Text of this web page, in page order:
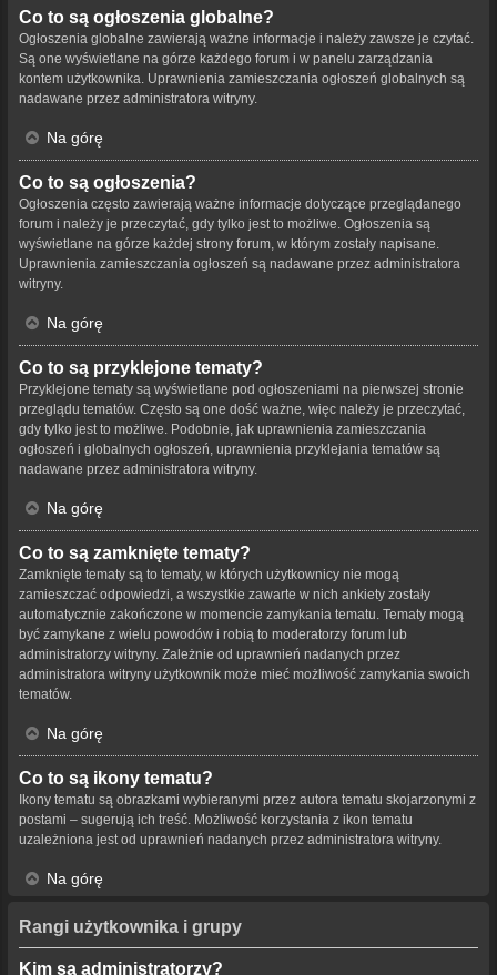
Co to są ogłoszenia globalne?
Ogłoszenia globalne zawierają ważne informacje i należy zawsze je czytać.
Są one wyświetlane na górze każdego forum i w panelu zarządzania
kontem użytkownika. Uprawnienia zamieszczania ogłoszeń globalnych są
nadawane przez administratora witryny.
Na górę
Co to są ogłoszenia?
Ogłoszenia często zawierają ważne informacje dotyczące przeglądanego
forum i należy je przeczytać, gdy tylko jest to możliwe. Ogłoszenia są
wyświetlane na górze każdej strony forum, w którym zostały napisane.
Uprawnienia zamieszczania ogłoszeń są nadawane przez administratora
witryny.
Na górę
Co to są przyklejone tematy?
Przyklejone tematy są wyświetlane pod ogłoszeniami na pierwszej stronie
przeglądu tematów. Często są one dość ważne, więc należy je przeczytać,
gdy tylko jest to możliwe. Podobnie, jak uprawnienia zamieszczania
ogłoszeń i globalnych ogłoszeń, uprawnienia przyklejania tematów są
nadawane przez administratora witryny.
Na górę
Co to są zamknięte tematy?
Zamknięte tematy są to tematy, w których użytkownicy nie mogą
zamieszczać odpowiedzi, a wszystkie zawarte w nich ankiety zostały
automatycznie zakończone w momencie zamykania tematu. Tematy mogą
być zamykane z wielu powodów i robią to moderatorzy forum lub
administratorzy witryny. Zależnie od uprawnień nadanych przez
administratora witryny użytkownik może mieć możliwość zamykania swoich
tematów.
Na górę
Co to są ikony tematu?
Ikony tematu są obrazkami wybieranymi przez autora tematu skojarzonymi z
postami – sugerują ich treść. Możliwość korzystania z ikon tematu
uzależniona jest od uprawnień nadanych przez administratora witryny.
Na górę
Rangi użytkownika i grupy
Kim są administratorzy?